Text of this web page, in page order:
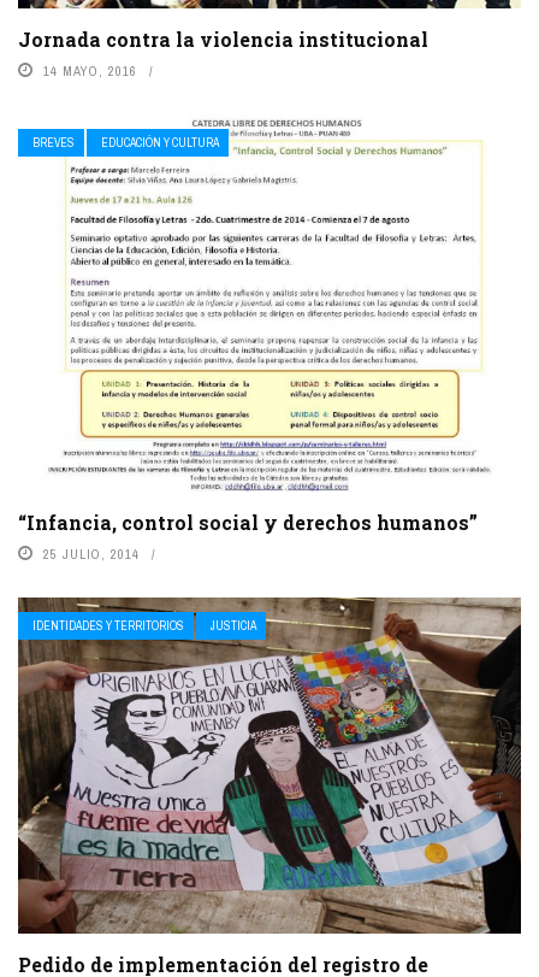
Jornada contra la violencia institucional
14 MAYO, 2016
BREVES EDUCACIÓN Y CULTURA
“Infancia, control social y derechos humanos”
25 JULIO, 2014
IDENTIDADES Y TERRITORIOS JUSTICIA
Pedido de implementación del registro de